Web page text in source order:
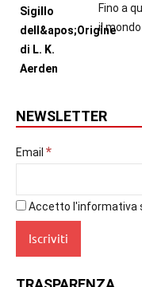
Fino a
il mondo
NEWSLETTER
Email *
Accetto l'informativa